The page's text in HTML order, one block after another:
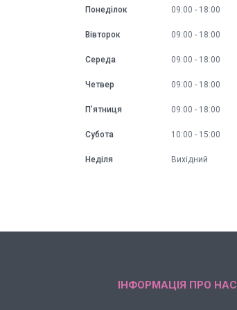
Понеділок 09:00 18:00
Вівторок 09:00 18:00
Середа 09:00 18:00
Четвер 09:00 18:00
Пʼятниця 09:00 18:00
Субота 10:00 15:00
Неділя Вихідний
ІНФОРМАЦІЯ ПРО НАС